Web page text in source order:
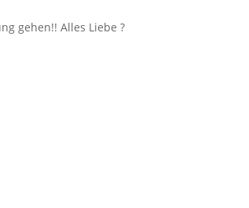
gehen!! Alles Liebe ?